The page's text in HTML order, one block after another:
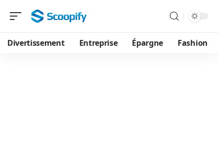
Divertissement Entreprise Épargne Fashion